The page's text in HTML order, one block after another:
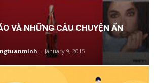
VÀ NHỮNG CÂU CHUYỆN ẤN
- January 9, 2015